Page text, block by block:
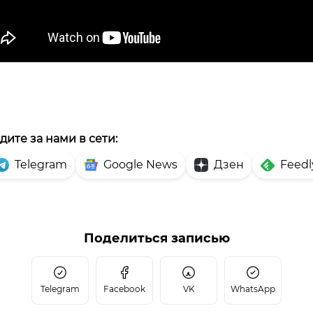
за нами в сети:
Telegram
Google News Дзен
Поделиться записью
Telegram Facebook VK WhatsApp